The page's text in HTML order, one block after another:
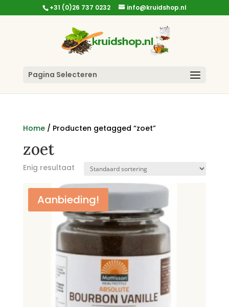
+31 (0)26 737 0232 info@kruidshop.nl
Pagina Selecteren
Home/ Producten getagged “zoet”
zoet
Enig resultaat
Aanbieding!